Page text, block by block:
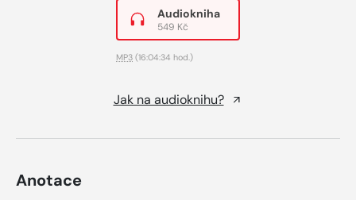
Audiokniha
549 Kč
MP3 (16:04:34 hod.)
Jak na audioknihu?
Anotace